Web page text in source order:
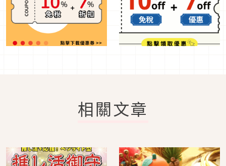
相關文章